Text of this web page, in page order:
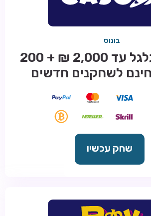
בונוס
בונוס מתגלגל עד 2,000 ₪ + 200
לשחקנים חדשים
שחק עכשיו